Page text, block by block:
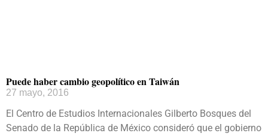
Puede haber cambio geopolítico en Taiwán
27 mayo, 2016
El Centro de Estudios Internacionales Gilberto Bosques del
Senado de la República de México consideró que el gobierno